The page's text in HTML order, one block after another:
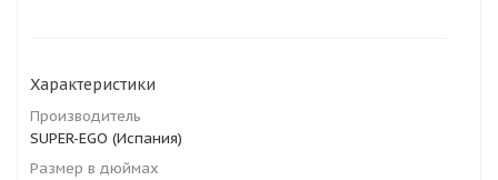
Характеристики
Производитель
SUPER-EGO (Испания)
Размер в дюймах